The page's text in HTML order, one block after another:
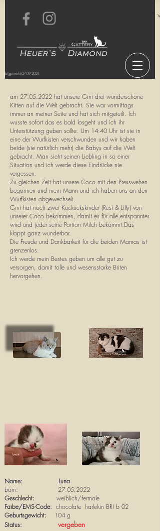
bijgewerkt 07.09.2021
*
am 27.05.2022 hat unsere Gini drei wunderschöne
Kitten auf die Welt gebracht. Sie war vormittags
immer an meiner Seite und hat sich mitgeteilt. Ich
wusste sofort das es bald losgeht und ich ihr
Unterstützung geben sollte. Um 14:40 Uhr ist sie in
eine der Wurfkisten verschwunden und wir haben
beide (sie natürlich mehr) die Babys auf die Welt
gebracht. Man sieht seinen Liebling in so einer
Situation und ich werde diese Eindrücke nie
vergessen.
Zu gleichen Zeit hat unsere Coco mit den Presswehen
begonnen und mein Mann und ich haben uns an den
Wurfkisten abgewechselt.
Gini hat noch zwei Kuckuckskinder (Resi & Lilly) von
unserer Coco bekommen, damit es für alle entspannter
wird und jeder seine Portion Milch bekommt.Das
klappt ganz wunderbar.
Die Freude und Dankbarkeit für die beiden Mamas ist
grenzenlos.
Ich werde mein Bestes geben um alle gut zu
versorgen, damit tolle und wesensstarke Briten
hervorgehen.
Name: Luna
born: 27.05.2022
Geschlecht: weiblich/fermale
Farbe/EMS-Code: chocolate harlekin BRI b 02
Geburtsgewicht: 104 g
Status:
vergeben